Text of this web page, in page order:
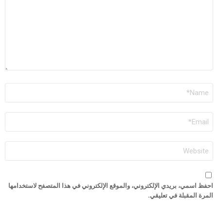
البريد
الإلكتروني
الموقع
الإلكتروني
احفظ اسمي، بريدي الإلكتروني، والموقع الإلكتروني في هذا المتصفح لاستخدامها
المرة المقبلة في تعليقي.